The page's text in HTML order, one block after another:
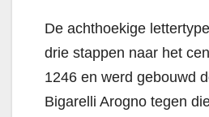
De achthoekige
drie stappen naar het
1246 en werd gebouwd
Bigarelli Arogno tegen